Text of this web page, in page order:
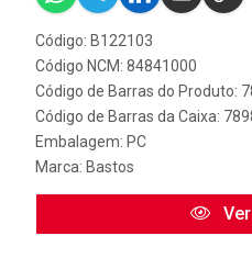
Código: B122103
Código NCM: 84841000
Código de Barras do Produto:
Código de Barras da Caixa:
Embalagem: PC
Marca: Bastos